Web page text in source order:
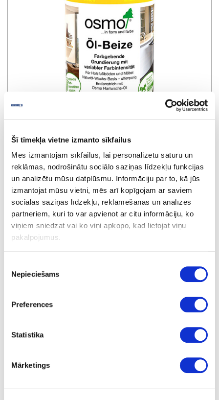
Šī tīmekļa vietne izmanto sīkfailus
Mēs izmantojam sīkfailus, lai personalizētu saturu un
reklāmas, nodrošinātu sociālo saziņas līdzekļu funkcijas
un analizētu mūsu datplūsmu. Informāciju par to, kā jūs
izmantojat mūsu vietni, mēs arī kopīgojam ar saviem
sociālās saziņas līdzekļu, reklamēšanas un analīzes
partneriem, kuri to var apvienot ar citu informāciju, ko
viņiem sniedzat vai ko viņi apkopo, kad lietojat viņu
pakalpojumus.
izvēle
Nepieciešams
Preferences
Statistika
Mārketings
Osmo Öl eļļas beice 3519, dabiska
Produkta informācijas lapa
Drošības datu lapa
Osmo Öl eļļas beice, dabiska